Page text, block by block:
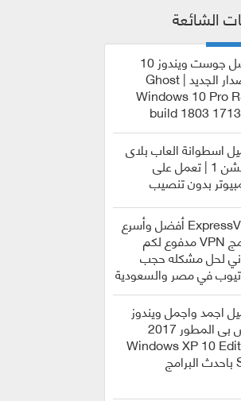
الشائعة
افضل جوست ويندوز 10
الإصدار الجديد | Ghost
Windows 10 Pro
build 1803
اسطوانة العاب بلاى
ستيشن 1 | تعمل على
بدون تنصيب
ExpressVPN أفضل وأسرع
برنامج VPN مدفوع لكم
لحل مشكله حجب
في مصر والسعودية
اجمد واجمل ويندوز
إكس بى المطور 2017
Windows XP 10
Sp3 باحدث البرامج